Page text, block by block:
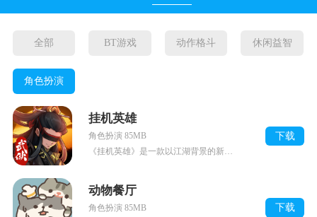
全部 BT游戏 动作格斗 休闲益智
角色扮演
挂机英雄
角色扮演 85MB
《挂机英雄》是一款以江湖背景的新国风自走棋游戏，这里有纯正的江湖故事，玩家可以根据自身喜好随意搭配专属武功和秘籍。游戏内还能结交义薄云天的豪侠，也能结交闲云散鹤
下载
动物餐厅
角色扮演 85MB 下载